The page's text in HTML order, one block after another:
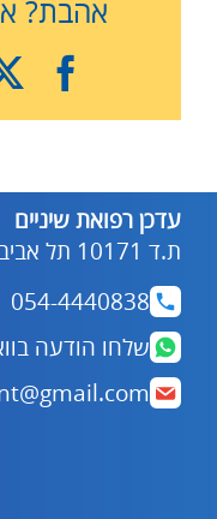
אהבת?
עדכן רפואת שיניים
ת.ד 10171 תל אביב 6110101
054-4440838
שלחו הודעה